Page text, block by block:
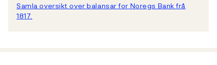
Samla oversikt over balansar for Noregs Bank frå
1817.